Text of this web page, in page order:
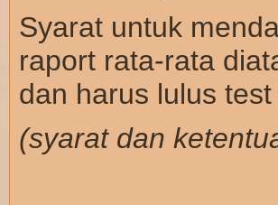
Syarat untuk
raport rata-rata
dan harus lulus
(syarat dan